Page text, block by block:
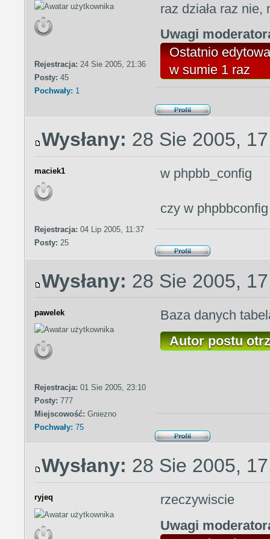
Rejestracja: 24 Sie 2005, 21:36
Posty: 45
Pochwały: 1
raz działa raz nie,
Uwagi
Ostatnio
w sumie 1 raz
Wysłany: 28 Sie 2005,
maciek1
Rejestracja: 04 Lip 2005, 11:37
Posty: 25
w phpbb_config
czy w
Wysłany: 28 Sie 2005,
pawelek
Rejestracja: 01 Sie 2005, 23:10
Posty: 777
Miejscowość: Gniezno
Pochwały: 75
Baza danych
Autor postu
Wysłany: 28 Sie 2005,
ryjeq
rzeczywiscie
Uwagi